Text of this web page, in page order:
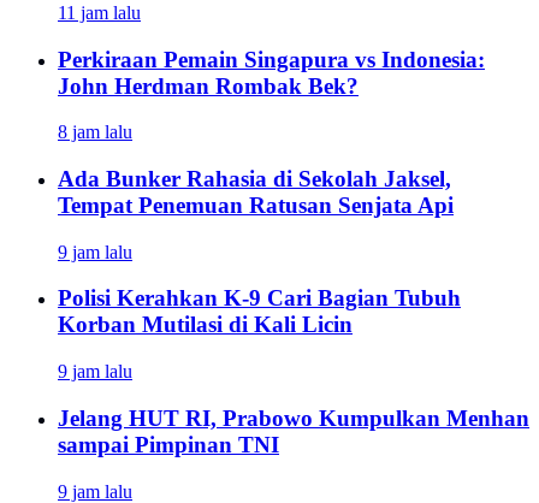
11 jam lalu
Perkiraan Pemain Singapura vs Indonesia:
John Herdman Rombak Bek?
8 jam lalu
Ada Bunker Rahasia di Sekolah Jaksel,
Tempat Penemuan Ratusan Senjata Api
9 jam lalu
Polisi Kerahkan K-9 Cari Bagian Tubuh
Korban Mutilasi di Kali Licin
9 jam lalu
Jelang HUT RI, Prabowo Kumpulkan Menhan
sampai Pimpinan TNI
9 jam lalu